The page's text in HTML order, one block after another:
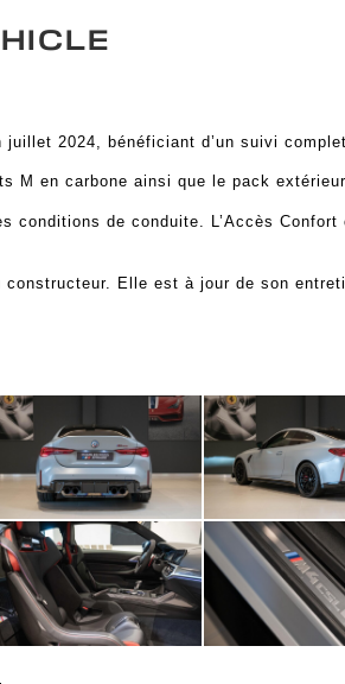
2024, bénéficiant d’un suivi
M en carbone ainsi que le pack
conditions de conduite. L’Accès Confort
Elle est à jour de son